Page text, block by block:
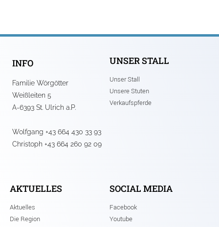
INFO
Familie Wörgötter
Weißleiten 5
A-6393 St. Ulrich a.P.
Wolfgang +43 664 430 33 93
Christoph +43 664 260 92 09
UNSER STALL
Unser Stall
Unsere Stuten
Verkaufspferde
AKTUELLES
Aktuelles
Die Region
SOCIAL MEDIA
Facebook
Youtube